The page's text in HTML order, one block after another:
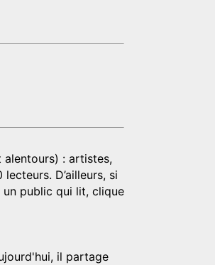
alentours) : artistes,
D’ailleurs, si
public qui lit, clique
il partage